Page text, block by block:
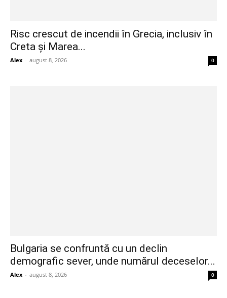
Risc crescut de incendii în Grecia, inclusiv în
Creta și Marea...
Alex - august 8, 2026 0
Bulgaria se confruntă cu un declin
demografic sever, unde numărul deceselor...
Alex - august 8, 2026 0